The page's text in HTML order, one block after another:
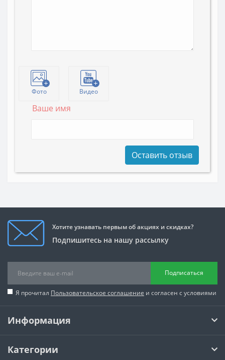
Фото Видео
Ваше имя
Оставить отзыв
Хотите узнавать первым об акциях и скидках?
Подпишитесь на нашу рассылку
Подписаться
Я прочитал Пользовательское соглашение и согласен с условиями
Информация
Категории